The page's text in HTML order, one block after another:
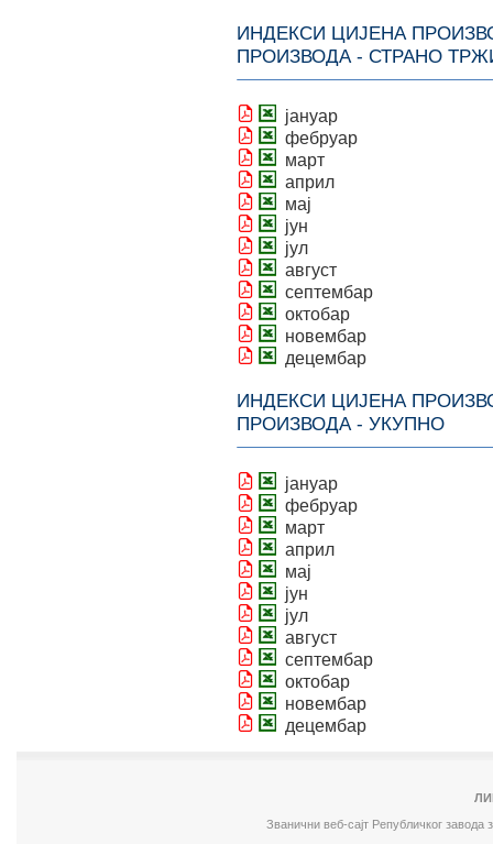
ИНДЕКСИ ЦИЈЕНА
ПРОИЗВОДА - СТРАНО
јануар
фебруар
март
април
мај
јун
јул
август
септембар
октобар
новембар
децембар
ИНДЕКСИ ЦИЈЕНА
ПРОИЗВОДА - УКУПНО
јануар
фебруар
март
април
мај
јун
јул
август
септембар
октобар
новембар
децембар
Званични веб-сајт Републичког